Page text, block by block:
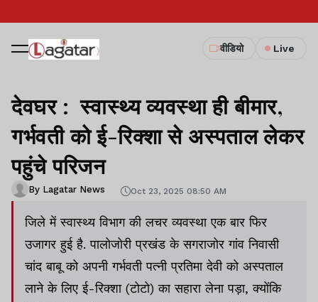
वीडियो Live
देवघर : स्वास्थ्य व्यवस्था ही बीमार,
गर्भवती को ई-रिक्शा से अस्पताल लेकर
पहुंचे परिजन
By Lagatar News Oct 23, 2025 08:50 AM
जिले में स्वास्थ्य विभाग की लचर व्यवस्था एक बार फिर
उजागर हुई है. पालोजोरी प्रखंड के सगराजोर गांव निवासी
चांद बाबू को अपनी गर्भवती पत्नी प्रतिमा देवी को अस्पताल
लाने के लिए ई-रिक्शा (टोटो) का सहारा लेना पड़ा, क्योंकि